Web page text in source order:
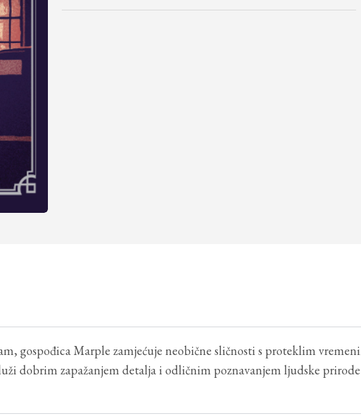
gospođica Marple zamjećuje neobične sličnosti s proteklim
dobrim zapažanjem detalja i odličnim poznavanjem ljudske